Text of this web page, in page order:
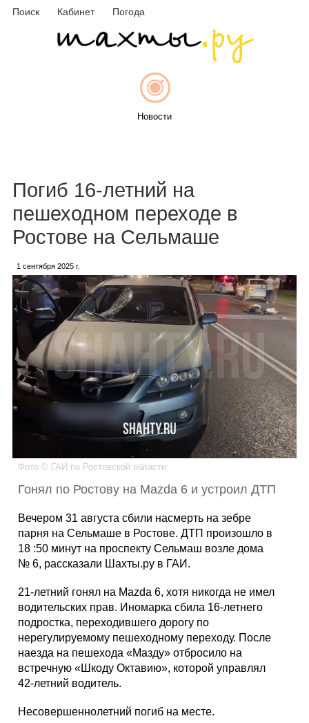
Поиск Кабинет Погода
Новости
Афиша
Каталог
Инфо
Погиб 16-летний на
пешеходном переходе в
Ростове на Сельмаше
1 сентября 2025 г.
Фото © ГАИ по Ростовской области
Гонял по Ростову на Mazda 6 и устроил ДТП
Вечером 31 августа сбили насмерть на зебре
парня на Сельмаше в Ростове. ДТП произошло в
18 :50 минут на проспекту Сельмаш возле дома
№ 6, рассказали Шахты.ру в ГАИ.
21-летний гонял на Mazda 6, хотя никогда не имел
водительских прав. Иномарка сбила 16-летнего
подростка, переходившего дорогу по
нерегулируемому пешеходному переходу. После
наезда на пешехода «Мазду» отбросило на
встречную «Шкоду Октавию», которой управлял
42-летний водитель.
Несовершеннолетний погиб на месте.